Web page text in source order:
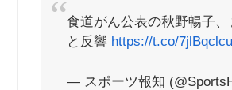
食道がん公表の秋野暢子
と反響 https://t.co/
— スポーツ報知